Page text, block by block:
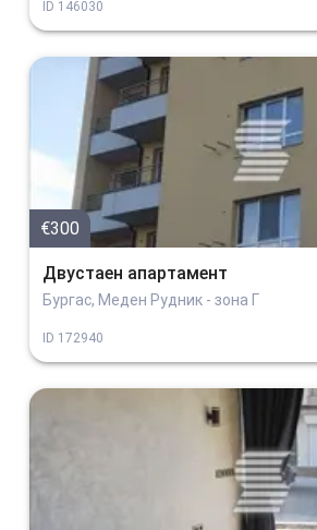
ID 146030
€300
Двустаен апартамент
Бургас, Меден Рудник - зона Г
ID 172940